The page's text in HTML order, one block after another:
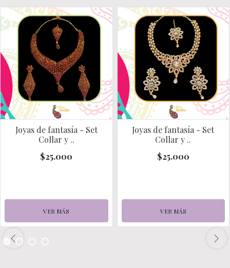
Joyas de fantasía - Set
Collar y ..
$25.000
VER MÁS
Joyas de fantasía - Set
Collar y ..
$25.000
VER MÁS